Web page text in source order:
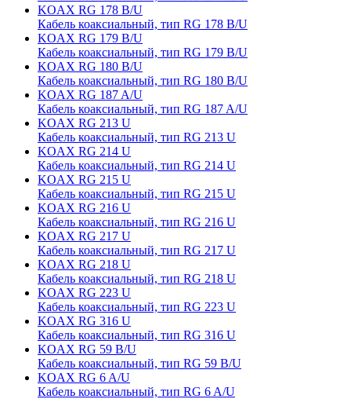
KOAX RG 178 B/U
Кабель коаксиальный, тип RG 178 B/U
KOAX RG 179 B/U
Кабель коаксиальный, тип RG 179 B/U
KOAX RG 180 B/U
Кабель коаксиальный, тип RG 180 B/U
KOAX RG 187 A/U
Кабель коаксиальный, тип RG 187 A/U
KOAX RG 213 U
Кабель коаксиальный, тип RG 213 U
KOAX RG 214 U
Кабель коаксиальный, тип RG 214 U
KOAX RG 215 U
Кабель коаксиальный, тип RG 215 U
KOAX RG 216 U
Кабель коаксиальный, тип RG 216 U
KOAX RG 217 U
Кабель коаксиальный, тип RG 217 U
KOAX RG 218 U
Кабель коаксиальный, тип RG 218 U
KOAX RG 223 U
Кабель коаксиальный, тип RG 223 U
KOAX RG 316 U
Кабель коаксиальный, тип RG 316 U
KOAX RG 59 B/U
Кабель коаксиальный, тип RG 59 B/U
KOAX RG 6 A/U
Кабель коаксиальный, тип RG 6 A/U